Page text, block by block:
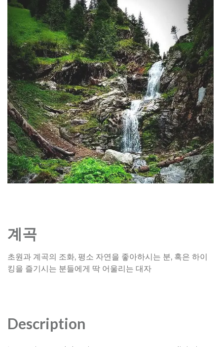
계곡
초원과 계곡의 조화, 평소 자연을 좋아하시는 분, 혹은 하이
킹을 즐기시는 분들에게 딱 어울리는 대자
Description